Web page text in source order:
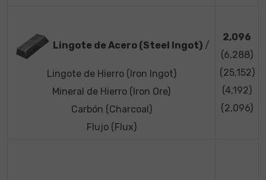
Lingote de Acero (Steel Ingot) /
Lingote de Hierro (Iron Ingot)
Mineral de Hierro (Iron Ore)
Carbón (Charcoal)
Flujo (Flux)
2,096
(6,288)
(25,152)
(4,192)
(2,096)